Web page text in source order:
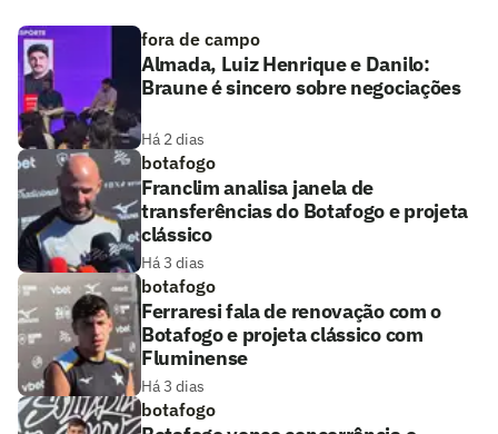
fora de campo
Almada, Luiz Henrique e Danilo:
Braune é sincero sobre negociações
Há 2 dias
botafogo
Franclim analisa janela de
transferências do Botafogo e projeta
clássico
Há 3 dias
botafogo
Ferraresi fala de renovação com o
Botafogo e projeta clássico com
Fluminense
Há 3 dias
botafogo